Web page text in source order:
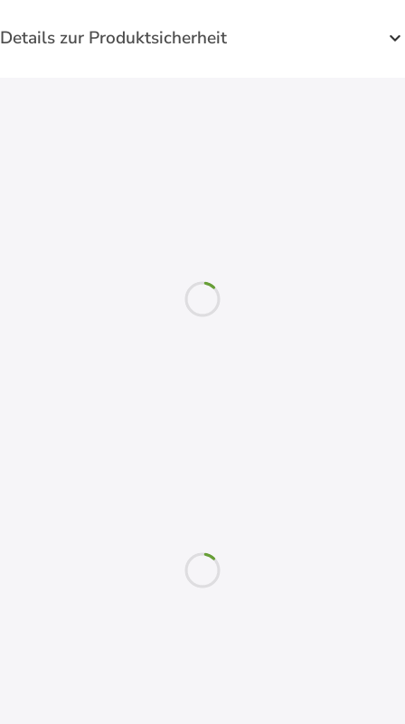
Details zur Produktsicherheit